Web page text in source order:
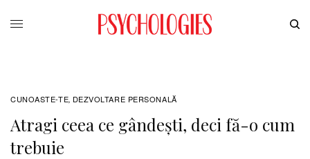
CUNOASTE-TE, DEZVOLTARE PERSONALĂ
Atragi ceea ce gândești, deci fă-o cum
trebuie